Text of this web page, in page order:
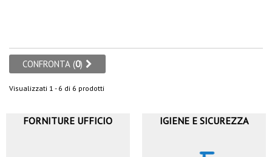
CONFRONTA (0)
Visualizzati 1 - 6 di 6 prodotti
FORNITURE UFFICIO IGIENE E SICUREZZA